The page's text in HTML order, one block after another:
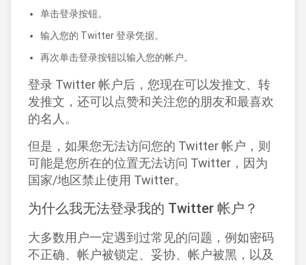
单击登录按钮。
输入您的 Twitter 登录凭据。
再次单击登录按钮以输入您的帐户。
登录 Twitter 帐户后，您现在可以发推文、转
发推文，还可以点赞和关注您的朋友和最喜欢
的名人。
但是，如果您无法访问您的 Twitter 帐户，则
可能是您所在的位置无法访问 Twitter，因为
国家/地区禁止使用 Twitter。
为什么我无法登录我的 Twitter 帐户？
大多数用户一定遇到过常见的问题，例如密码
不正确、帐户被锁定、妥协、帐户被黑，以及